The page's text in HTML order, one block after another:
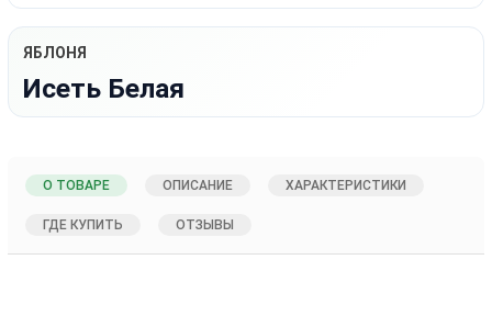
ЯБЛОНЯ
Исеть Белая
О ТОВАРЕ ОПИСАНИЕ ХАРАКТЕРИСТИКИ
ГДЕ КУПИТЬ ОТЗЫВЫ